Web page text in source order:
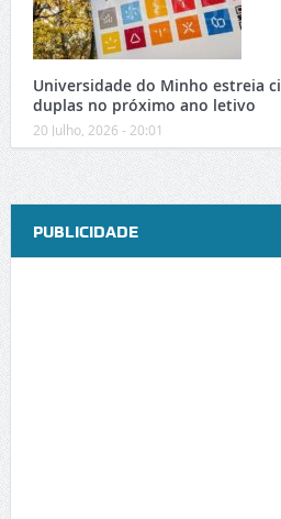
Universidade do Minho estreia
duplas no próximo ano letivo
20 Julho, 2026 - 20:01
PUBLICIDADE